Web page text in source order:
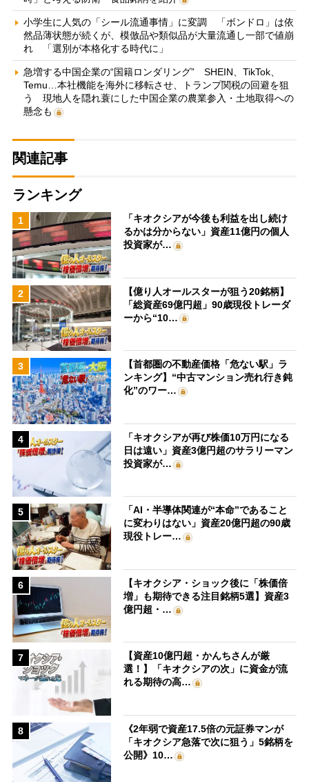
小学生に人気の「シール流通事情」に変調 「ボンドロ」は依
然品薄状態が続くが、模倣品や類似品が大量流通し一部で値崩
れ 「選別が本格化する時代に」
急増する中国企業の“国籍ロンダリング” SHEIN、TikTok、
Temu…本社機能を海外に移転させ、トランプ関税の回避を狙
う 現地人を隠れ蓑にした中国企業の農業参入・土地取得への
懸念も
関連記事
ランキング
1
「キオクシアが今後も利益を出し続け
るかは分からない」資産11億円の個人
投資家が…
2
【億り人オールスターが狙う20銘柄】
「総資産69億円超」90歳現役トレーダ
ーから“10…
3
【首都圏の不動産価格「危ない駅」ラ
ンキング】“中古マンション売れ行き鈍
化”のワー…
4
「キオクシアが再び株価10万円になる
日は遠い」資産3億円超のサラリーマン
投資家が…
5
「AI・半導体関連が“本命”であること
に変わりはない」資産20億円超の90歳
現役トレー…
6
【キオクシア・ショック後に「株価倍
増」も期待できる注目銘柄5選】資産3
億円超・…
7
【資産10億円超・かんちさんが厳
選！】「キオクシアの次」に資金が流
れる期待の高…
8
《2年弱で資産17.5倍の元証券マンが
「キオクシア急落で次に狙う」5銘柄を
公開》10…